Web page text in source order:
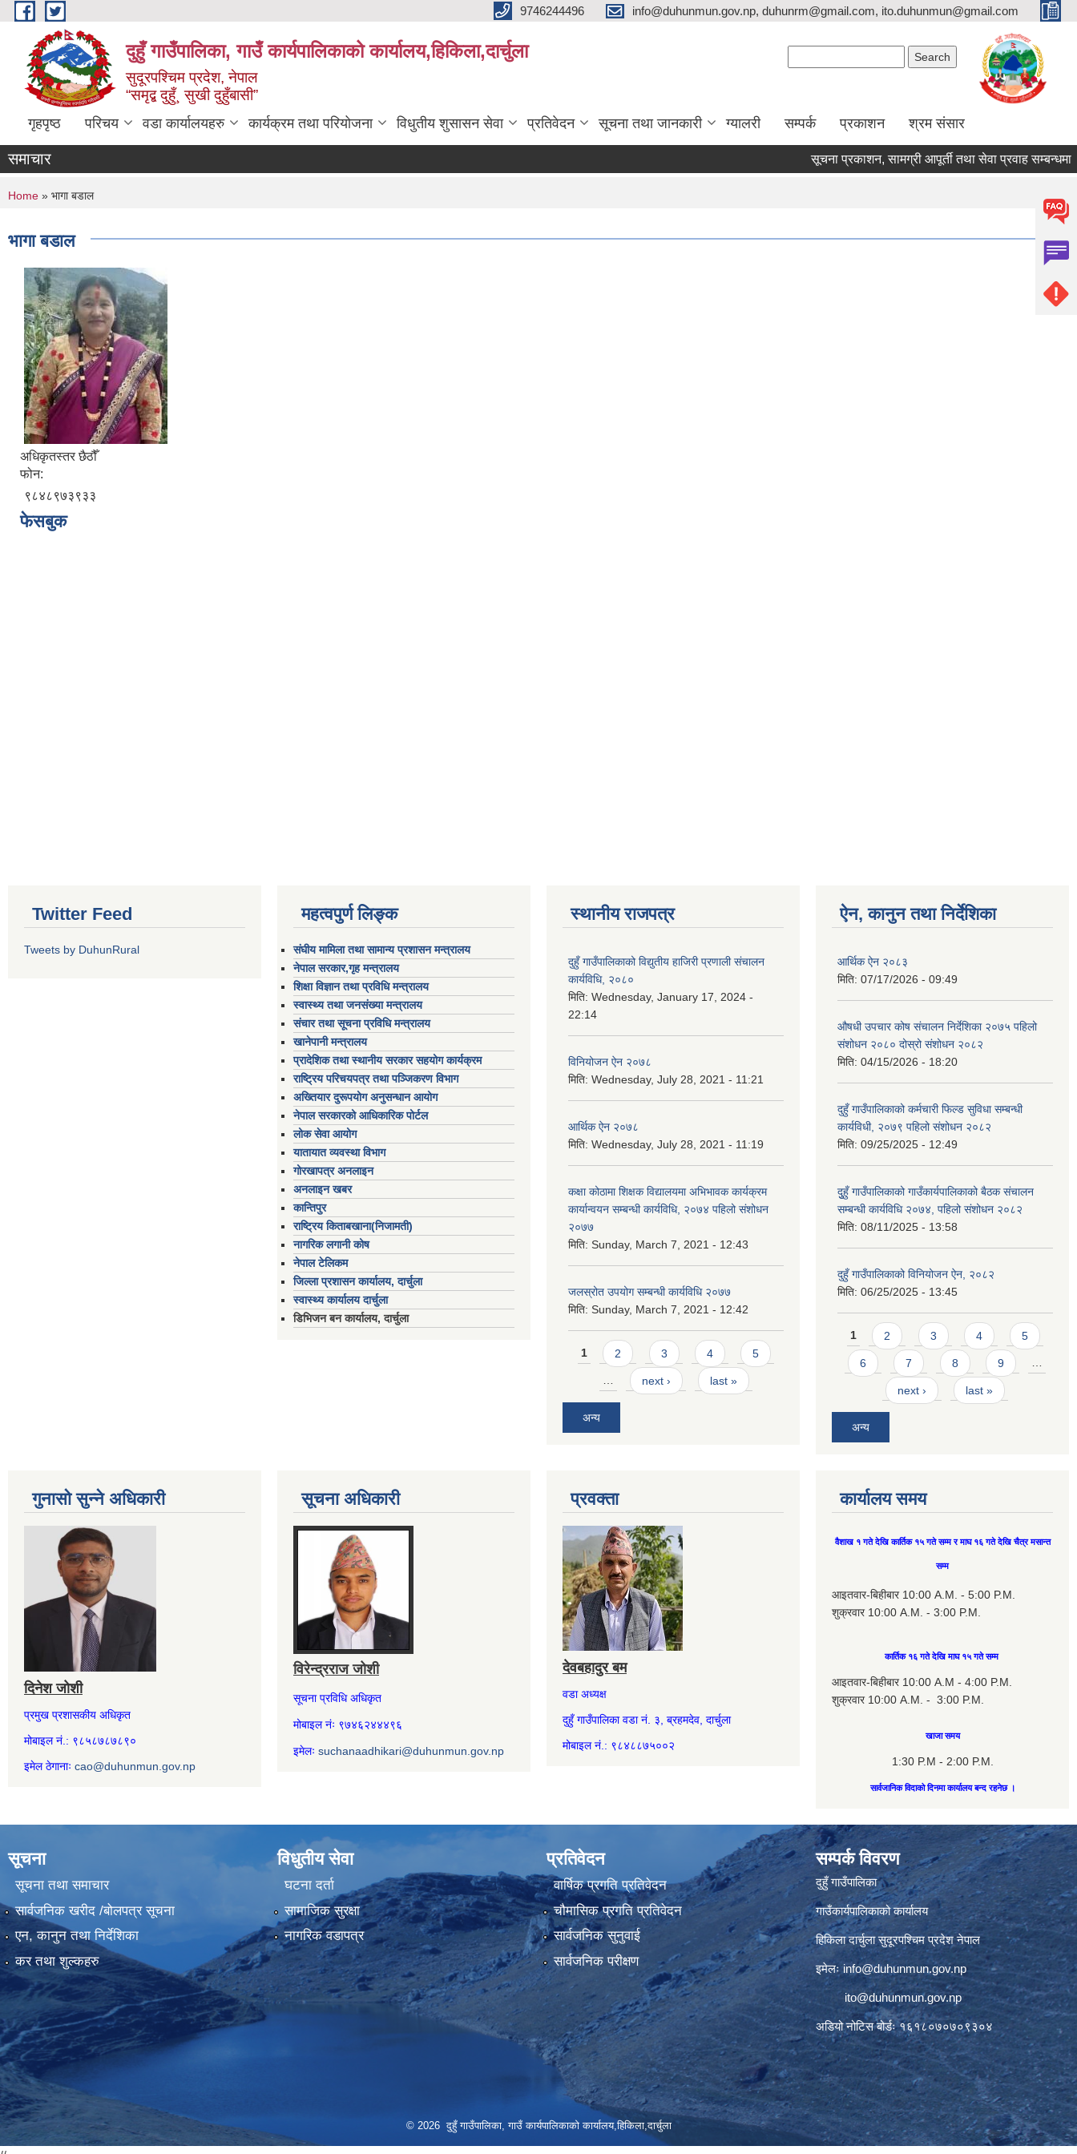
Skip to main content 9746244496 info@duhunmun.gov.np, duhunrm@gmail.com, ito.duhunmun@gmail.com
दुहुँ गाउँपालिका, गाउँ कार्यपालिकाको कार्यालय,हिकिला,दार्चुला
सुदूरपश्चिम प्रदेश, नेपाल
“समृद्ब दुहुँ¸ सुखी दुहुँबासी”
गृहपृष्ठ परिचय वडा कार्यालयहरु कार्यक्रम तथा परियोजना विधुतीय शुसासन सेवा प्रतिवेदन सूचना तथा जानकारी ग्यालरी सम्पर्क प्रकाशन श्रम संसार
समाचार सूचना प्रकाशन, सामग्री आपूर्ती तथा सेवा प्रवाह सम्बन्धमा ।
You are here
Home » भागा बडाल
भागा बडाल
अधिकृतस्तर छैठौँ
फोन:
९८४८९७३९३३
फेसबुक
Twitter Feed
Tweets by DuhunRural
महत्वपुर्ण लिङ्क
संघीय मामिला तथा सामान्य प्रशासन मन्त्रालय
नेपाल सरकार,गृह मन्त्रालय
शिक्षा विज्ञान तथा प्रविधि मन्त्रालय
स्वास्थ्य तथा जनसंख्या मन्त्रालय
संचार तथा सूचना प्रविधि मन्त्रालय
खानेपानी मन्त्रालय
प्रादेशिक तथा स्थानीय सरकार सहयोग कार्यक्रम
राष्ट्रिय परिचयपत्र तथा पञ्जिकरण विभाग
अख्तियार दुरूपयोग अनुसन्धान आयोग
नेपाल सरकारको आधिकारिक पोर्टल
लोक सेवा आयोग
यातायात व्यवस्था विभाग
गोरखापत्र अनलाइन
अनलाइन खबर
कान्तिपुर
राष्ट्रिय किताबखाना(निजामती)
नागरिक लगानी कोष
नेपाल टेलिकम
जिल्ला प्रशासन कार्यालय, दार्चुला
स्वास्थ्य कार्यालय दार्चुला
डिभिजन बन कार्यालय, दार्चुला
स्थानीय राजपत्र
दुहुँ गाउँपालिकाको विद्युतीय हाजिरी प्रणाली संचालन
कार्यविधि, २०८०
मिति: Wednesday, January 17, 2024 -
22:14
विनियोजन ऐन २०७८
मिति: Wednesday, July 28, 2021 - 11:21
आर्थिक ऐन २०७८
मिति: Wednesday, July 28, 2021 - 11:19
कक्षा कोठामा शिक्षक विद्यालयमा अभिभावक कार्यक्रम
कार्यान्वयन सम्बन्धी कार्यविधि, २०७४ पहिलो संशोधन
२०७७
मिति: Sunday, March 7, 2021 - 12:43
जलस्रोत उपयोग सम्बन्धी कार्यविधि २०७७
मिति: Sunday, March 7, 2021 - 12:42
Pages
1 2 3 4 5
… next › last »
अन्य
ऐन, कानुन तथा निर्देशिका
आर्थिक ऐन २०८३
मिति: 07/17/2026 - 09:49
औषधी उपचार कोष संचालन निर्देशिका २०७५ पहिलो
संशोधन २०८० दोस्रो संशोधन २०८२
मिति: 04/15/2026 - 18:20
दुहुँ गाउँपालिकाको कर्मचारी फिल्ड सुविधा सम्बन्धी
कार्यविधी, २०७९ पहिलो संशोधन २०८२
मिति: 09/25/2025 - 12:49
दुुहुँ गाउँपालिकाको गाउँकार्यपालिकाको बैठक संचालन
सम्बन्धी कार्यविधि २०७४, पहिलो संशोधन २०८२
मिति: 08/11/2025 - 13:58
दुहुँ गाउँपालिकाको विनियोजन ऐन, २०८२
मिति: 06/25/2025 - 13:45
Pages
1 2 3 4 5
6 7 8 9 …
next › last »
अन्य
गुनासो सुन्ने अधिकारी
दिनेश जोशी
प्रमुख प्रशासकीय अधिकृत
मोबाइल नं.: ९८५८७८७८९०
इमेल ठेगानाः cao@duhunmun.gov.np
सूचना अधिकारी
विरेन्द्रराज जोशी
सूचना प्रविधि अधिकृत
मोबाइल नंः ९७४६२४४४९६
इमेलः suchanaadhikari@duhunmun.gov.np
प्रवक्ता
देवबहादुर बम
वडा अध्यक्ष
दुहुँ गाउँपालिका वडा नं. ३, ब्रहमदेव, दार्चुला
मोबाइल नं.: ९८४८८७५००२
कार्यालय समय
वैशाख १ गते देखि कार्तिक १५ गते सम्म र माघ १६ गते देखि चैत्र मसान्त
सम्म
आइतवार-बिहीबार 10:00 A.M. - 5:00 P.M.
शुक्रवार 10:00 A.M. - 3:00 P.M.
कार्तिक १६ गते देखि माघ १५ गते सम्म
आइतवार-बिहीबार 10:00 A.M - 4:00 P.M.
शुक्रवार 10:00 A.M. - 3:00 P.M.
खाजा समय
1:30 P.M - 2:00 P.M.
सार्वजानिक विदाको दिनमा कार्यालय बन्द रहनेछ ।
सूचना
सूचना तथा समाचार
सार्वजनिक खरीद /बोलपत्र सूचना
एन, कानुन तथा निर्देशिका
कर तथा शुल्कहरु
विधुतीय सेवा
घटना दर्ता
सामाजिक सुरक्षा
नागरिक वडापत्र
प्रतिवेदन
वार्षिक प्रगति प्रतिवेदन
चौमासिक प्रगति प्रतिवेदन
सार्वजनिक सुनुवाई
सार्वजनिक परीक्षण
सम्पर्क विवरण
दुहुँ गाउँपालिका
गाउँकार्यपालिकाको कार्यालय
हिकिला दार्चुला सुदूरपश्चिम प्रदेश नेपाल
इमेलःinfo@duhunmun.gov.np
ito@duhunmun.gov.np
अडियो नोटिस बोर्डः १६१८०७०७०९३०४
© 2026 दुहुँ गाउँपालिका, गाउँ कार्यपालिकाको कार्यालय,हिकिला,दार्चुला